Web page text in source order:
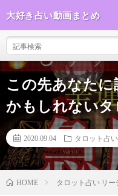
大好き占い動画まとめ
この先あなたに
かもしれない
2020.09.04 タロット占
HOME タロット占い リ